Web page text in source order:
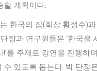
할 계획이다.
한국의 집(회장 황정주)
장과 연구원들은 ‘한국
!’를 주제로 강연을 진행
있도록 돕는다. 박 단장